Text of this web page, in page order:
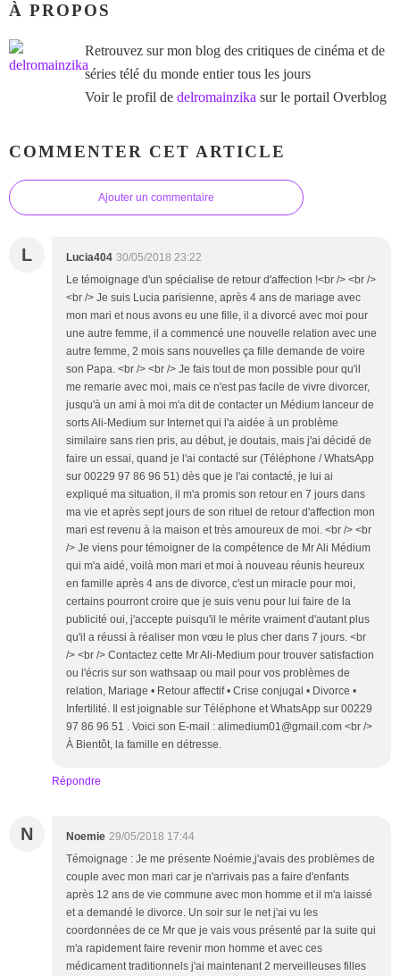
À PROPOS
Retrouvez sur mon blog des critiques de cinéma et de
séries télé du monde entier tous les jours
Voir le profil de delromainzika sur le portail Overblog
COMMENTER CET ARTICLE
Ajouter un commentaire
L Lucia404 30/05/2018 23:22
Le témoignage d'un spécialise de retour d'affection !<br /> <br />
<br /> Je suis Lucia parisienne, après 4 ans de mariage avec
mon mari et nous avons eu une fille, il a divorcé avec moi pour
une autre femme, il a commencé une nouvelle relation avec une
autre femme, 2 mois sans nouvelles ça fille demande de voire
son Papa. <br /> <br /> Je fais tout de mon possible pour qu'il
me remarie avec moi, mais ce n'est pas facile de vivre divorcer,
jusqu'à un ami à moi m'a dit de contacter un Médium lanceur de
sorts Ali-Medium sur Internet qui l'a aidée à un problème
similaire sans rien pris, au début, je doutais, mais j'ai décidé de
faire un essai, quand je l'ai contacté sur (Téléphone / WhatsApp
sur 00229 97 86 96 51) dès que je l'ai contacté, je lui ai
expliqué ma situation, il m'a promis son retour en 7 jours dans
ma vie et après sept jours de son rituel de retour d'affection mon
mari est revenu à la maison et très amoureux de moi. <br /> <br
/> Je viens pour témoigner de la compétence de Mr Ali Médium
qui m'a aidé, voilà mon mari et moi à nouveau réunis heureux
en famille après 4 ans de divorce, c'est un miracle pour moi,
certains pourront croire que je suis venu pour lui faire de la
publicité oui, j'accepte puisqu'il le mérite vraiment d'autant plus
qu'il a réussi à réaliser mon vœu le plus cher dans 7 jours. <br
/> <br /> Contactez cette Mr Ali-Medium pour trouver satisfaction
ou l'écris sur son wathsaap ou mail pour vos problèmes de
relation, Mariage • Retour affectif • Crise conjugal • Divorce •
Infertilité. Il est joignable sur Téléphone et WhatsApp sur 00229
97 86 96 51 . Voici son E-mail : alimedium01@gmail.com <br />
À Bientôt, la famille en détresse.
Répondre
N Noemie 29/05/2018 17:44
Témoignage : Je me présente Noémie,j'avais des problèmes de
couple avec mon mari car je n'arrivais pas a faire d'enfants
après 12 ans de vie commune avec mon homme et il m'a laissé
et a demandé le divorce. Un soir sur le net j'ai vu les
coordonnées de ce Mr que je vais vous présenté par la suite qui
m'a rapidement faire revenir mon homme et avec ces
médicament traditionnels j'ai maintenant 2 merveilleuses filles